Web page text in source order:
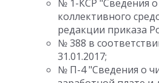
№ 1-КСР "Сведения о
коллективного
редакции приказа
№ 388 в
31.01.2017;
№ П-4 "Сведения о